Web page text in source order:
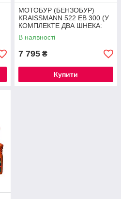
МОТОБУР (БЕНЗОБУР)
KRAISSMANN 522 EB 300 (У
КОМПЛЕКТЕ ДВА ШНЕКА:
150*800 мм. И 200*800 ММ)
В наявності
7 795 ₴
Купити